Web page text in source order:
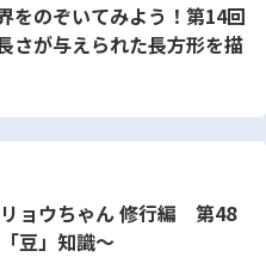
をのぞいてみよう！第14回
さが与えられた長方形を描
ョウちゃん 修行編 第48
豆」知識～